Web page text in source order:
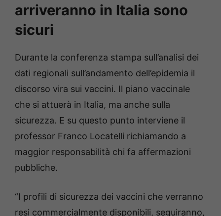
arriveranno in Italia sono
sicuri
Durante la conferenza stampa sull’analisi dei
dati regionali sull’andamento dell’epidemia il
discorso vira sui vaccini. Il piano vaccinale
che si attuerà in Italia, ma anche sulla
sicurezza. E su questo punto interviene il
professor Franco Locatelli richiamando a
maggior responsabilità chi fa affermazioni
pubbliche.
“I profili di sicurezza dei vaccini che verranno
resi commercialmente disponibili, seguiranno,